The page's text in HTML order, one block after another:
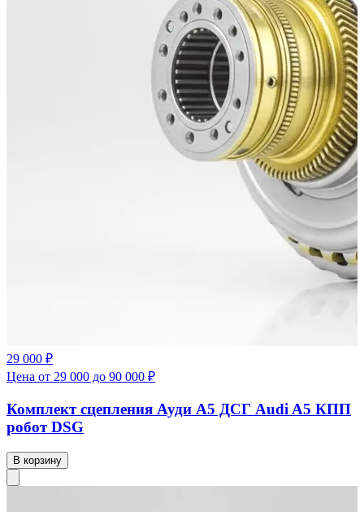
29 000 ₽
Цена от 29 000 до 90 000 ₽
Комплект сцепления Ауди А5 ДСГ Audi A5 КПП
робот DSG
В корзину